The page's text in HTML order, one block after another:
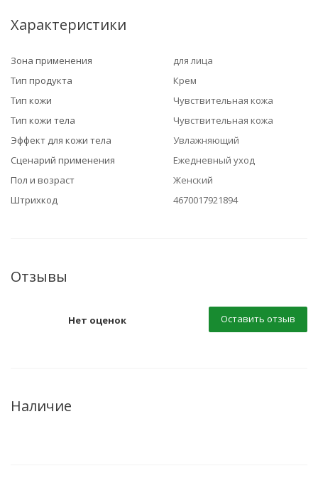
Характеристики
Зона применения
для лица
Тип продукта
Крем
Тип кожи
Чувствительная кожа
Тип кожи тела
Чувствительная кожа
Эффект для кожи тела
Увлажняющий
Сценарий применения
Ежедневный уход
Пол и возраст
Женский
Штрихкод
4670017921894
Отзывы
Нет оценок Оставить отзыв
Наличие